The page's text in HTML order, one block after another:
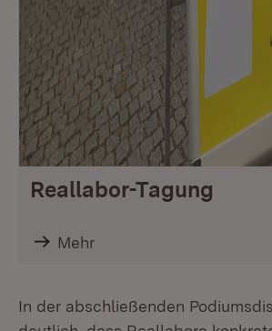
Reallabor-Tagung
Mehr
In der abschließenden